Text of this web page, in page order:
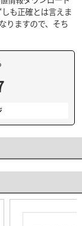
も正確とは言えま
りますので、そち